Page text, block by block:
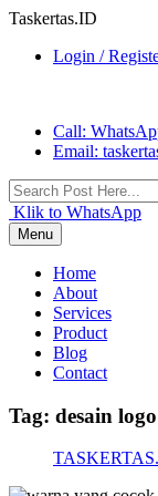
Taskertas.ID
Login /
Call:
Email:
Klik to WhatsApp
Menu
Home
About
Services
Product
Blog
Contact
Tag: desain logo